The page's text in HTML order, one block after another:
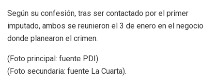
Según su confesión, tras ser contactado por el primer
imputado, ambos se reunieron el 3 de enero en el negocio
donde planearon el crimen.
(Foto principal: fuente PDI).
(Foto secundaria: fuente La Cuarta).